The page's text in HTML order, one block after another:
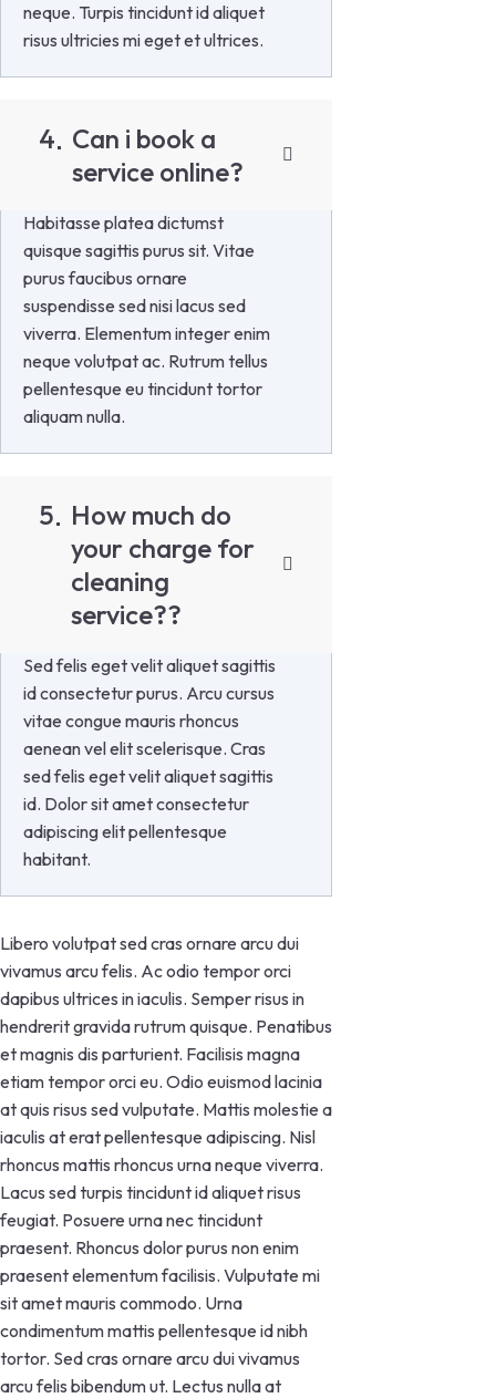
neque. Turpis tincidunt id aliquet
risus ultricies mi eget et ultrices.
4 Can i book a
service online?
Habitasse platea dictumst
quisque sagittis purus sit. Vitae
purus faucibus ornare
suspendisse sed nisi lacus sed
viverra. Elementum integer enim
neque volutpat ac. Rutrum tellus
pellentesque eu tincidunt tortor
aliquam nulla.
5 How much do
your charge for
cleaning
service??
Sed felis eget velit aliquet sagittis
id consectetur purus. Arcu cursus
vitae congue mauris rhoncus
aenean vel elit scelerisque. Cras
sed felis eget velit aliquet sagittis
id. Dolor sit amet consectetur
adipiscing elit pellentesque
habitant.
Libero volutpat sed cras ornare arcu dui
vivamus arcu felis. Ac odio tempor orci
dapibus ultrices in iaculis. Semper risus in
hendrerit gravida rutrum quisque. Penatibus
et magnis dis parturient. Facilisis magna
etiam tempor orci eu. Odio euismod lacinia
at quis risus sed vulputate. Mattis molestie a
iaculis at erat pellentesque adipiscing. Nisl
rhoncus mattis rhoncus urna neque viverra.
Lacus sed turpis tincidunt id aliquet risus
feugiat. Posuere urna nec tincidunt
praesent. Rhoncus dolor purus non enim
praesent elementum facilisis. Vulputate mi
sit amet mauris commodo. Urna
condimentum mattis pellentesque id nibh
tortor. Sed cras ornare arcu dui vivamus
arcu felis bibendum ut. Lectus nulla at